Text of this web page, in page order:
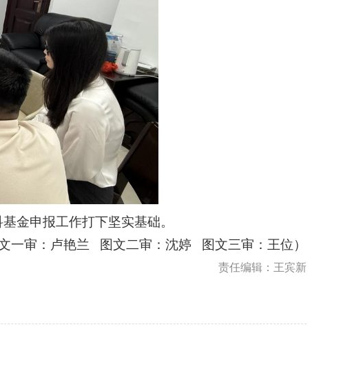
金申报工作打下坚实基础。
文一审：卢艳兰 图文二审：沈婷 图文三审：王位）
责任编辑：王宾新